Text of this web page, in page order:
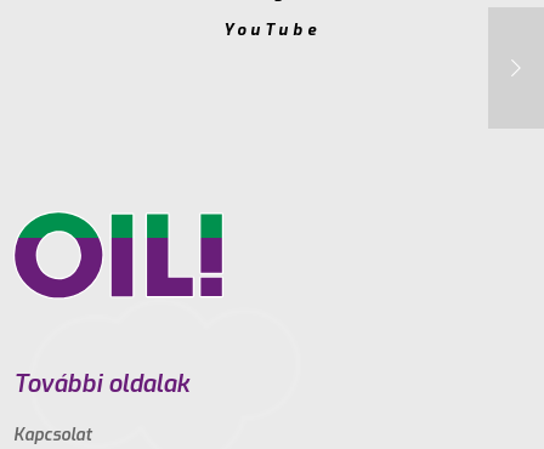
YouTube
További oldalak
Kapcsolat